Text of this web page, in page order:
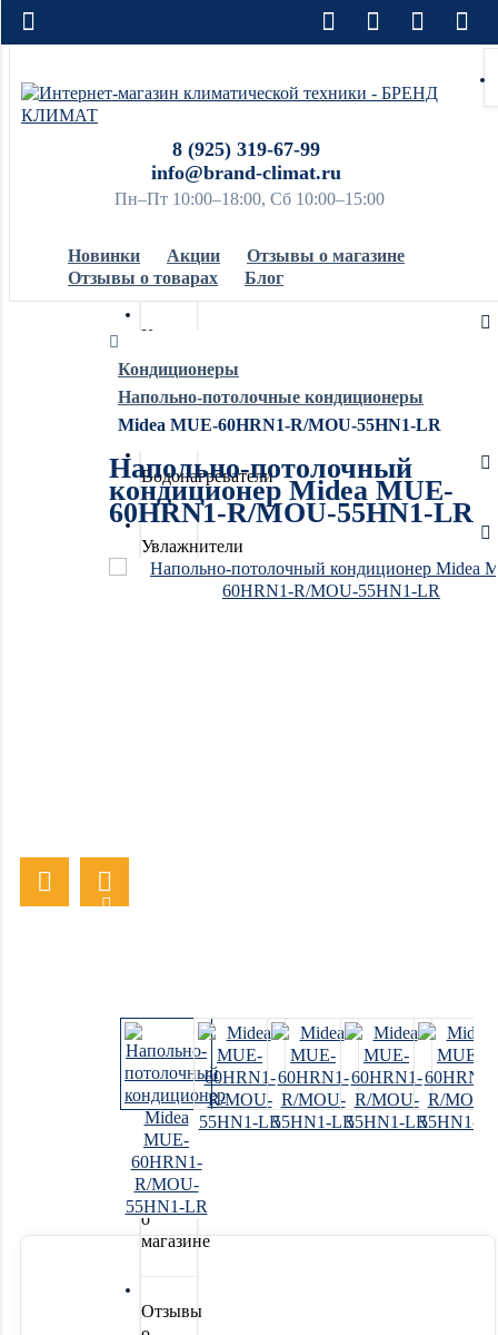
8 (925) 319-67-99
info@brand-climat.ru
Пн–Пт 10:00–18:00, Сб 10:00–15:00
Новинки Акции
Отзывы о магазине
Отзывы о товарах
Блог
Кондиционеры
Обогреватели
Водонагреватели
Увлажнители
воздуха
Новинки
Акции
Отзывы
о
магазине
Отзывы
Кондиционеры
Напольно-потолочные кондиционеры
Midea MUE-60HRN1-R/MOU-55HN1-LR
Напольно-потолочный
кондиционер Midea MUE-
60HRN1-R/MOU-55HN1-LR